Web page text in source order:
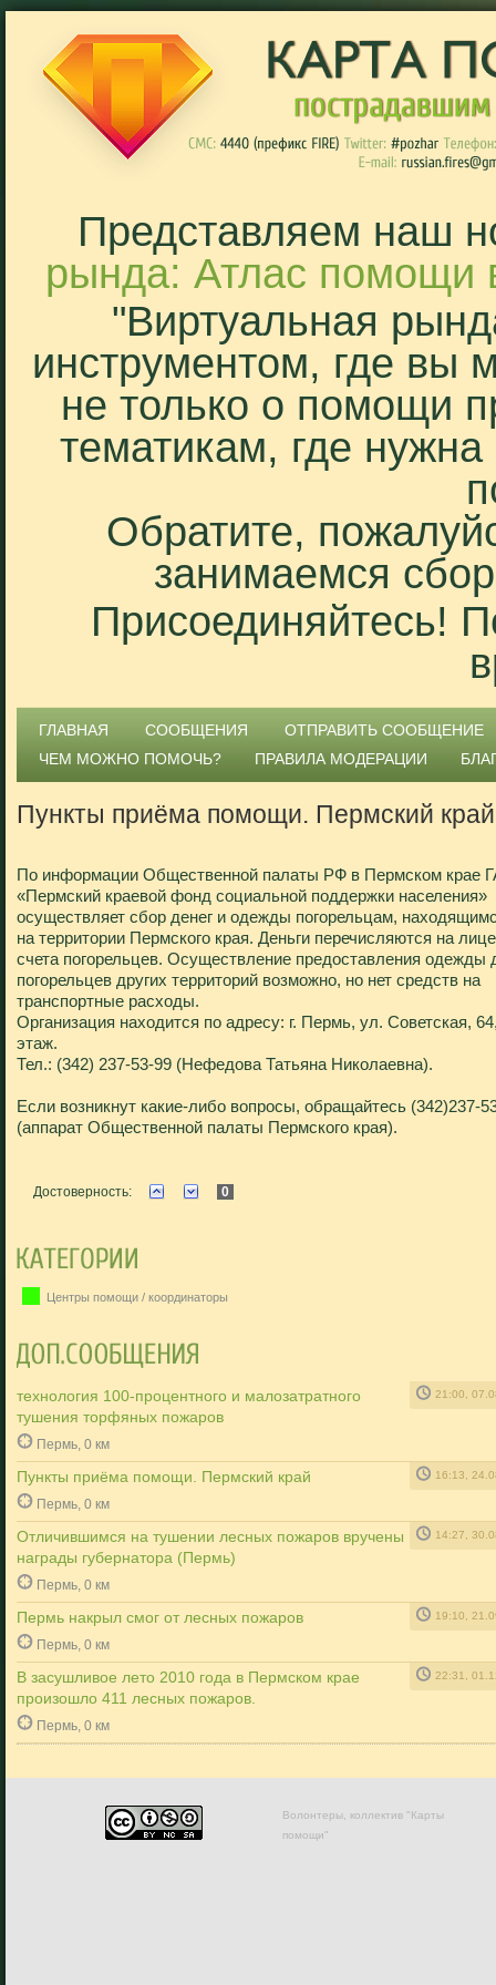
Представляем наш
рында: Атлас помощи
"Виртуальная
инструментом, где вы
не только о помощи
тематикам, где
Обратите,
занимаемся
Присоединяйтесь!
ГЛАВНАЯ СООБЩЕНИЯ
ОТПРАВИТЬ СООБЩЕНИЕ
ЧЕМ МОЖНО ПОМОЧЬ?
ПРАВИЛА МОДЕРАЦИИ
Пункты приёма помощи. Пермский край
По информации Общественной палаты РФ в Пермском крае
«Пермский краевой фонд социальной поддержки населения»
осуществляет сбор денег и одежды погорельцам,
на территории Пермского края. Деньги перечисляются на
счета погорельцев. Осуществление предоставления одежды
погорельцев других территорий возможно, но нет средств на
транспортные расходы.
Организация находится по адресу: г. Пермь, ул. Советская,
этаж.
Тел.: (342) 237-53-99 (Нефедова Татьяна Николаевна).
Если возникнут какие-либо вопросы, обращайтесь (342)237-
(аппарат Общественной палаты Пермского края).
Достоверность: 0
Центры помощи / координаторы
технология 100-процентного и малозатратного
тушения торфяных пожаров
21:00,
Пермь, 0 км
Пункты приёма помощи. Пермский край 16:13,
Пермь, 0 км
Отличившимся на тушении лесных пожаров вручены
награды губернатора (Пермь)
14:27,
Пермь, 0 км
Пермь накрыл смог от лесных пожаров 19:10,
Пермь, 0 км
В засушливое лето 2010 года в Пермском крае
произошло 411 лесных пожаров.
22:31,
Пермь, 0 км
Волонтеры, коллектив "Карты
помощи"